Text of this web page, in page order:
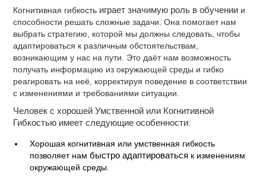
Когнитивная гибкость играет значимую роль в обучении и
способности решать сложные задачи. Она помогает нам
выбрать стратегию, которой мы должны следовать, чтобы
адаптироваться к различным обстоятельствам,
возникающим у нас на пути. Это даёт нам возможность
получать информацию из окружающей среды и гибко
реагировать на неё, корректируя поведение в соответствии
с изменениями и требованиями ситуации.
Человек с хорошей Умственной или Когнитивной
Гибкостью имеет следующие особенности:
Хорошая когнитивная или умственная гибкость
позволяет намбыстро адаптироваться к изменениям
окружающей среды.